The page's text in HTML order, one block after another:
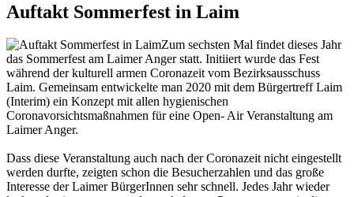
Auftakt Sommerfest in Laim
Zum sechsten Mal findet dieses Jahr
das Sommerfest am Laimer Anger statt. Initiiert wurde das Fest
während der kulturell armen Coronazeit vom Bezirksausschuss
Laim. Gemeinsam entwickelte man 2020 mit dem Bürgertreff Laim
(Interim) ein Konzept mit allen hygienischen
Coronavorsichtsmaßnahmen für eine Open- Air Veranstaltung am
Laimer Anger.
Dass diese Veranstaltung auch nach der Coronazeit nicht eingestellt
werden durfte, zeigten schon die Besucherzahlen und das große
Interesse der Laimer BürgerInnen sehr schnell. Jedes Jahr wieder